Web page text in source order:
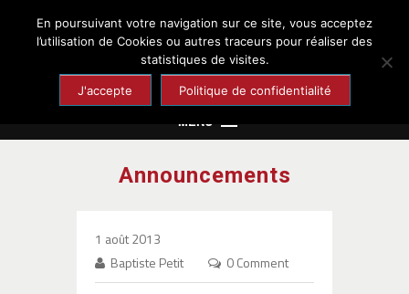
Chaumont-en-Vexin
Site officiel de la ville
MENU
Culture et Loisirs
Announcements
1 août 2013
Baptiste Petit
0 Comment
En poursuivant votre navigation sur ce site, vous acceptez
l’utilisation de Cookies ou autres traceurs pour réaliser des
statistiques de visites.
J'accepte Politique de confidentialité